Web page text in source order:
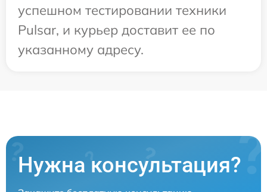
успешном тестировании техники
Pulsar, и курьер доставит ее по
указанному адресу.
Нужна консультация?